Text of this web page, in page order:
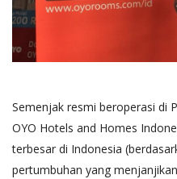
Semenjak resmi beroperasi di
OYO Hotels and Homes
terbesar di Indonesia
pertumbuhan yang